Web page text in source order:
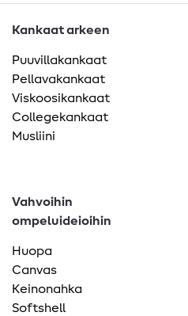
Kankaat arkeen
Puuvillakankaat
Pellavakankaat
Viskoosikankaat
Collegekankaat
Musliini
Vahvoihin
ompeluideioihin
Huopa
Canvas
Keinonahka
Softshell